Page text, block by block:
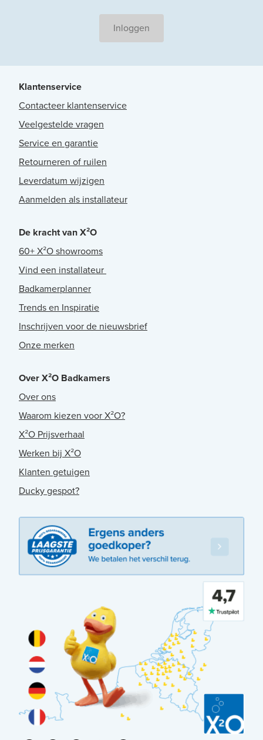
Inloggen
Klantenservice
Contacteer klantenservice
Veelgestelde vragen
Service en garantie
Retourneren of ruilen
Leverdatum wijzigen
Aanmelden als installateur
De kracht van X²O
60+ X²O showrooms
Vind een installateur
Badkamerplanner
Trends en Inspiratie
Inschrijven voor de nieuwsbrief
Onze merken
Over X²O Badkamers
Over ons
Waarom kiezen voor X²O?
X²O Prijsverhaal
Werken bij X²O
Klanten getuigen
Ducky gespot?